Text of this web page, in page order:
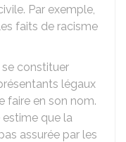
Par exemple,
faits de racisme
constituer
légaux
faire en son nom.
estime que la
assurée par les